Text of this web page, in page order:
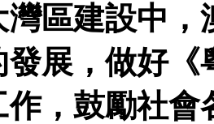
灣區建設中
發展，做好
作，鼓勵社會